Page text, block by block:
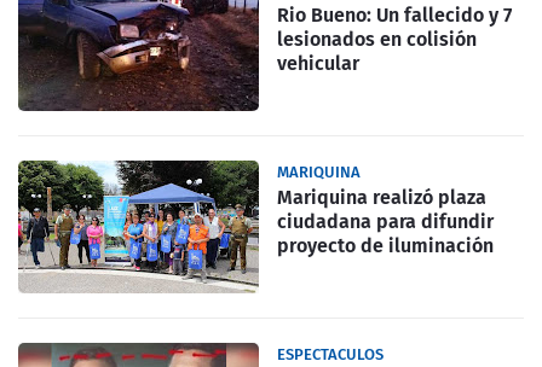
Rio Bueno: Un fallecido y 7
lesionados en colisión
vehicular
MARIQUINA
Mariquina realizó plaza
ciudadana para difundir
proyecto de iluminación
ESPECTACULOS